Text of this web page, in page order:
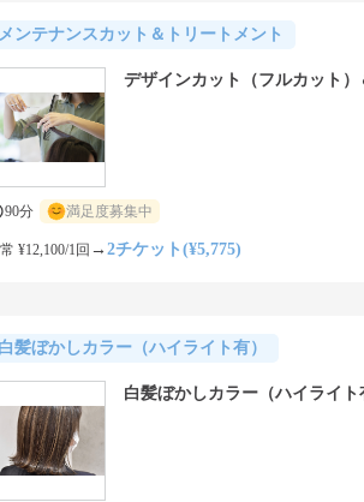
ンテナンスカット＆トリートメント
デザインカット（フルカット）
90分 満足度募集中
¥12,100/1回 → 2チケット(¥5,775)
髪ぼかしカラー（ハイライト有）
白髪ぼかしカラー（ハイライト